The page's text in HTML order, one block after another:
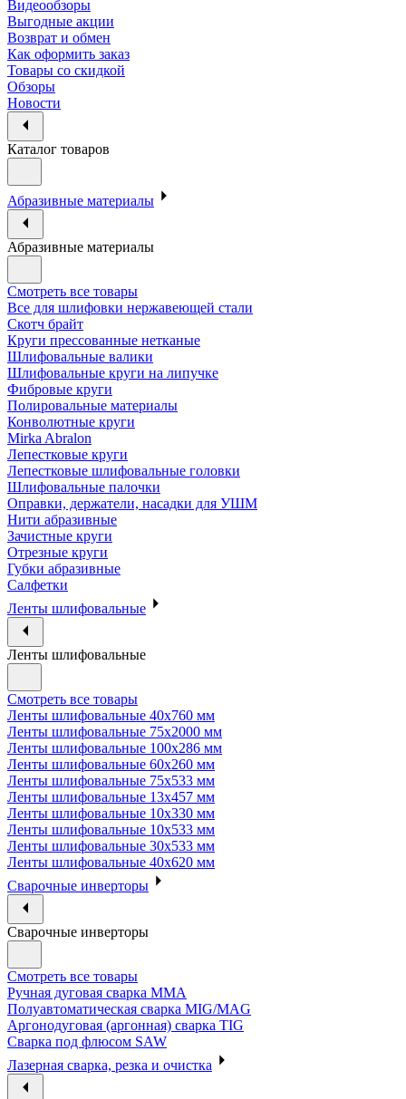
Видеообзоры
Выгодные акции
Возврат и обмен
Как оформить заказ
Товары со скидкой
Обзоры
Новости
Каталог товаров
Абразивные материалы
Абразивные материалы
Смотреть все товары
Все для шлифовки нержавеющей стали
Скотч брайт
Круги прессованные нетканые
Шлифовальные валики
Шлифовальные круги на липучке
Фибровые круги
Полировальные материалы
Конволютные круги
Mirka Abralon
Лепестковые круги
Лепестковые шлифовальные головки
Шлифовальные палочки
Оправки, держатели, насадки для УШМ
Нити абразивные
Зачистные круги
Отрезные круги
Губки абразивные
Салфетки
Ленты шлифовальные
Ленты шлифовальные
Смотреть все товары
Ленты шлифовальные 40х760 мм
Ленты шлифовальные 75х2000 мм
Ленты шлифовальные 100х286 мм
Ленты шлифовальные 60х260 мм
Ленты шлифовальные 75х533 мм
Ленты шлифовальные 13х457 мм
Ленты шлифовальные 10х330 мм
Ленты шлифовальные 10х533 мм
Ленты шлифовальные 30х533 мм
Ленты шлифовальные 40х620 мм
Сварочные инверторы
Сварочные инверторы
Смотреть все товары
Ручная дуговая сварка MMA
Полуавтоматическая сварка MIG/MAG
Аргонодуговая (аргонная) сварка TIG
Сварка под флюсом SAW
Лазерная сварка, резка и очистка